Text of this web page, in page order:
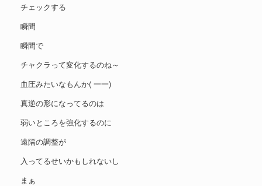
チェックする
瞬間
瞬間で
チャクラって変化するのね～
血圧みたいなもんか( 一一)
真逆の形になってるのは
弱いところを強化するのに
遠隔の調整が
入ってるせいかもしれないし
まぁ